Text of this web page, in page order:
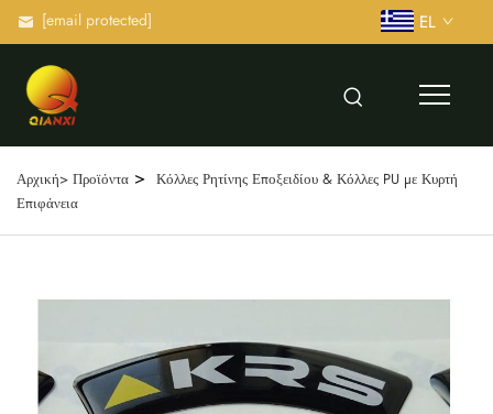
[email protected] EL
Αρχική> Προϊόντα > Κόλλες Ρητίνης Εποξειδίου & Κόλλες PU με Κυρτή
Επιφάνεια